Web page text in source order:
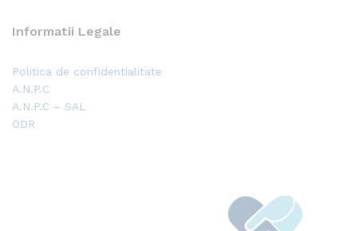
Informatii Legale
Politica de confidentialitate
A.N.P.C
A.N.P.C – SAL
ODR